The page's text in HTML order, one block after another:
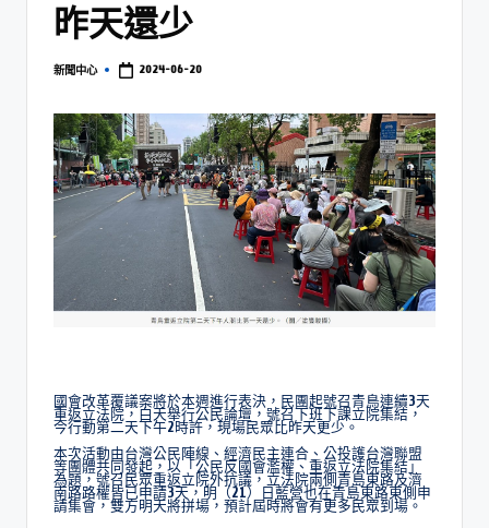
昨天還少
新聞中心 2024-06-20
國會改革覆議案將於本週進行表決，民團起號召青鳥連續3天
重返立法院，白天舉行公民論壇，號召下班下課立院集結，
今行動第二天下午2時許，現場民眾比昨天更少。
本次活動由台灣公民陣線、經濟民主連合、公投護台灣聯盟
等團體共同發起，以「公民反國會濫權、重返立法院集結」
為題，號召民眾重返立院外抗議，立法院兩側青島東路及濟
南路路權皆已申請3天，明（21）日藍營也在青島東路東側申
請集會，雙方明天將拼場，預計屆時將會有更多民眾到場。